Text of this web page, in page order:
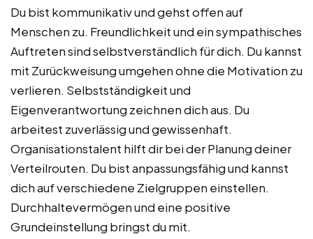
Du bist kommunikativ und gehst offen auf
Menschen zu. Freundlichkeit und ein sympathisches
Auftreten sind selbstverständlich für dich. Du kannst
mit Zurückweisung umgehen ohne die Motivation zu
verlieren. Selbstständigkeit und
Eigenverantwortung zeichnen dich aus. Du
arbeitest zuverlässig und gewissenhaft.
Organisationstalent hilft dir bei der Planung deiner
Verteilrouten. Du bist anpassungsfähig und kannst
dich auf verschiedene Zielgruppen einstellen.
Durchhaltevermögen und eine positive
Grundeinstellung bringst du mit.